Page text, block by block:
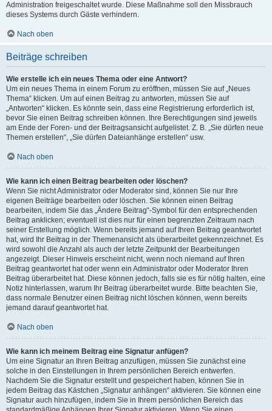
Administration freigeschaltet wurde. Diese Maßnahme soll den Missbrauch
dieses Systems durch Gäste verhindern.
Nach oben
Beiträge schreiben
Wie erstelle ich ein neues Thema oder eine Antwort?
Um ein neues Thema in einem Forum zu eröffnen, müssen Sie auf „Neues
Thema“ klicken. Um auf einen Beitrag zu antworten, müssen Sie auf
„Antworten“ klicken. Es könnte sein, dass eine Registrierung erforderlich ist,
bevor Sie einen Beitrag schreiben können. Ihre Berechtigungen sind jeweils
am Ende der Foren- und der Beitragsansicht aufgelistet. Z. B. „Sie dürfen neue
Themen erstellen“, „Sie dürfen Dateianhänge erstellen“ usw.
Nach oben
Wie kann ich einen Beitrag bearbeiten oder löschen?
Wenn Sie nicht Administrator oder Moderator sind, können Sie nur Ihre
eigenen Beiträge bearbeiten oder löschen. Sie können einen Beitrag
bearbeiten, indem Sie das „Ändere Beitrag“-Symbol für den entsprechenden
Beitrag anklicken; eventuell ist dies nur für einen begrenzten Zeitraum nach
seiner Erstellung möglich. Wenn bereits jemand auf Ihren Beitrag geantwortet
hat, wird Ihr Beitrag in der Themenansicht als überarbeitet gekennzeichnet. Es
wird sowohl die Anzahl als auch der letzte Zeitpunkt der Bearbeitungen
angezeigt. Dieser Hinweis erscheint nicht, wenn noch niemand auf Ihren
Beitrag geantwortet hat oder wenn ein Administrator oder Moderator Ihren
Beitrag überarbeitet hat. Diese können jedoch, falls sie es für nötig halten, eine
Notiz hinterlassen, warum Ihr Beitrag überarbeitet wurde. Bitte beachten Sie,
dass normale Benutzer einen Beitrag nicht löschen können, wenn bereits
jemand darauf geantwortet hat.
Nach oben
Wie kann ich meinem Beitrag eine Signatur anfügen?
Um eine Signatur an Ihren Beitrag anzufügen, müssen Sie zunächst eine
solche in den Einstellungen in Ihrem persönlichen Bereich entwerfen.
Nachdem Sie die Signatur erstellt und gespeichert haben, können Sie in
jedem Beitrag das Kästchen „Signatur anhängen“ aktivieren. Sie können eine
Signatur auch hinzufügen, indem Sie in Ihrem persönlichen Bereich das